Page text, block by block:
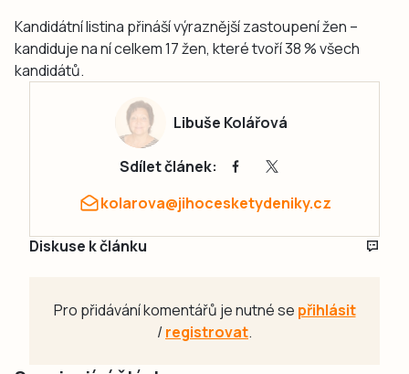
Kandidátní listina přináší výraznější zastoupení žen –
kandiduje na ní celkem 17 žen, které tvoří 38 % všech
kandidátů.
Libuše Kolářová
Sdílet článek:
kolarova@jihocesketydeniky.cz
Diskuse k článku
Pro přidávání komentářů je nutné se přihlásit
/registrovat.